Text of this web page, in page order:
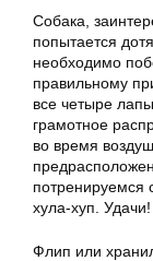
Собака,
попытается
необходимо
правильному
все четыре
грамотное
во время
потренируемся
хула-хуп. Удачи!
Флип или